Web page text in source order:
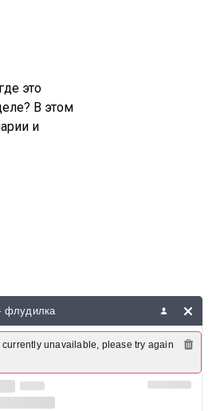
это
В этом
и
флудилка
currently unavailable, please try again